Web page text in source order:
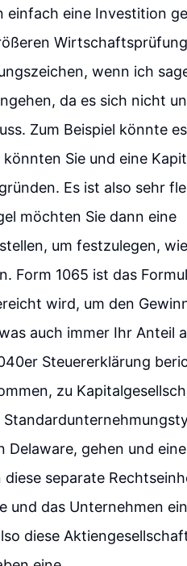
eine Investition
wenn ich
da es sich nicht
Zum Beispiel könnte
Sie und eine
Es ist also sehr
möchten Sie dann eine
um festzulegen,
Form 1065 ist das
wird, um den
auch immer Ihr Anteil
Steuererklärung
zu
Delaware, gehen und
separate
und das Unternehmen
diese